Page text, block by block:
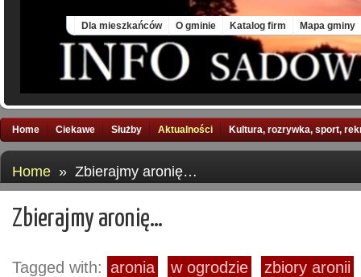
Dla mieszkańców O gminie Katalog firm Mapa gminy
Home Ciekawe Służby Aktualności Kultura, rozrywka, sport,
Home » Zbierajmy aronię…
Zbierajmy aronię…
Tagged with: aronia w ogrodzie zbiory aronii